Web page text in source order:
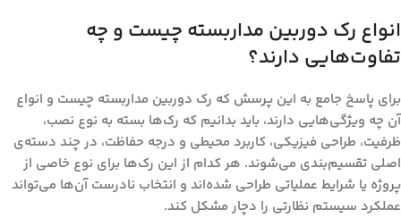
انواع رک دوربین مداربسته چیست و چه
تفاوت‌هایی دارند؟
برای پاسخ جامع به این پرسش که رک دوربین مداربسته چیست و انواع
آن چه ویژگی‌هایی دارند، باید بدانیم که رک‌ها بسته به نوع نصب،
ظرفیت، طراحی فیزیکی، کاربرد محیطی و درجه حفاظت، در چند دسته‌ی
اصلی تقسیم‌بندی می‌شوند. هر کدام از این رک‌ها برای نوع خاصی از
پروژه یا شرایط عملیاتی طراحی شده‌اند و انتخاب نادرست آن‌ها می‌تواند
عملکرد سیستم نظارتی را دچار مشکل کند.